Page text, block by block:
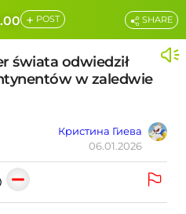
+ POST
świata odwiedził
w zaledwie
Кристина Гиева
06.01.2026
SHARE